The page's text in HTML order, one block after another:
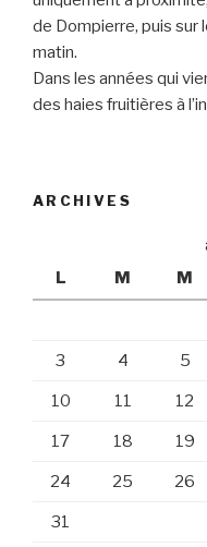
de Dompierre, puis sur
matin.
Dans les années qui
des haies fruitières à
ARCHIVES
L
M M
3 4 5
10 11 12
17 18 19
24 25 26
31